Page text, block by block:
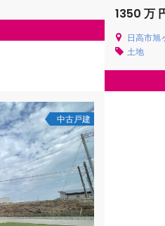
1350 万
日高市
土地
中古戸建